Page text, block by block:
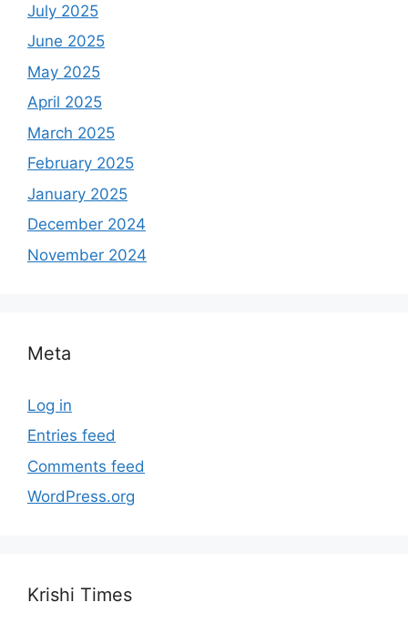
July 2025
June 2025
May 2025
April 2025
March 2025
February 2025
January 2025
December 2024
November 2024
Meta
Log in
Entries feed
Comments feed
WordPress.org
Krishi Times